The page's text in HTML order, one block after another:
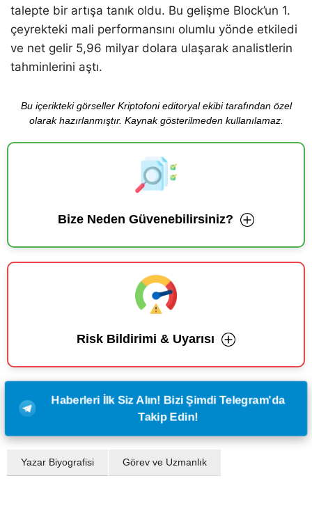
talepte bir artışa tanık oldu. Bu gelişme Block’un 1.
çeyrekteki mali performansını olumlu yönde etkiledi
ve net gelir 5,96 milyar dolara ulaşarak analistlerin
tahminlerini aştı.
Bu içerikteki görseller Kriptofoni editoryal ekibi tarafından özel
olarak hazırlanmıştır. Kaynak gösterilmeden kullanılamaz.
Bize Neden Güvenebilirsiniz?
Risk Bildirimi & Uyarısı
Haberleri İlk Siz Alın! Bizi Şimdi Telegram'da
Takip Edin!
Yazar Biyografisi Görev ve Uzmanlık